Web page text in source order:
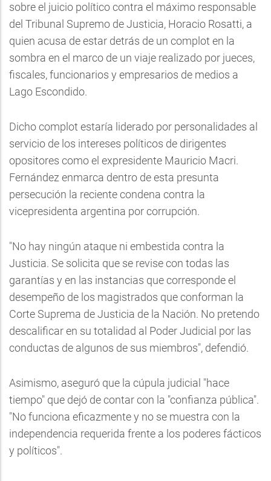
sobre el juicio político contra el máximo responsable
del Tribunal Supremo de Justicia, Horacio Rosatti, a
quien acusa de estar detrás de un complot en la
sombra en el marco de un viaje realizado por jueces,
fiscales, funcionarios y empresarios de medios a
Lago Escondido.
Dicho complot estaría liderado por personalidades al
servicio de los intereses políticos de dirigentes
opositores como el expresidente Mauricio Macri.
Fernández enmarca dentro de esta presunta
persecución la reciente condena contra la
vicepresidenta argentina por corrupción.
"No hay ningún ataque ni embestida contra la
Justicia. Se solicita que se revise con todas las
garantías y en las instancias que corresponde el
desempeño de los magistrados que conforman la
Corte Suprema de Justicia de la Nación. No pretendo
descalificar en su totalidad al Poder Judicial por las
conductas de algunos de sus miembros", defendió.
Asimismo, aseguró que la cúpula judicial "hace
tiempo" que dejó de contar con la "confianza pública".
"No funciona eficazmente y no se muestra con la
independencia requerida frente a los poderes fácticos
y políticos".